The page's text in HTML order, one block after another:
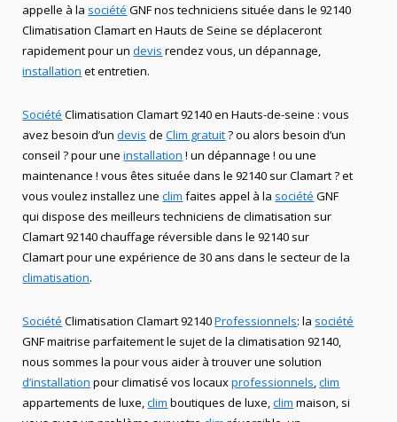
appelle à la société GNF nos techniciens située dans le 92140
Climatisation Clamart en Hauts de Seine se déplaceront
rapidement pour undevis rendez vous, un dépannage,
installation et entretien.
Société Climatisation Clamart 92140 en Hauts-de-seine : vous
avez besoin d’undevis deClim gratuit? ou alors besoin d’un
conseil ? pour uneinstallation ! un dépannage ! ou une
maintenance ! vous êtes située dans le 92140 sur Clamart ? et
vous voulez installez uneclim faites appel à la société GNF
qui dispose des meilleurs techniciens de climatisation sur
Clamart 92140 chauffage réversible dans le 92140 sur
Clamart pour une expérience de 30 ans dans le secteur de la
climatisation.
Société Climatisation Clamart 92140Professionnels: la société
GNF maitrise parfaitement le sujet de la climatisation 92140,
nous sommes la pour vous aider à trouver une solution
d’installation pour climatisé vos locauxprofessionnels,clim
appartements de luxe,clim boutiques de luxe,clim maison, si